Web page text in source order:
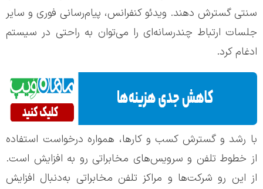
سنتی گسترش دهند. ویدئو کنفرانس، پیام‌رسانی فوری و سایر
جلسات ارتباط چندرسانه‌ای را می‌توان به راحتی در سیستم
ادغام کرد.
با رشد و گسترش کسب و کارها، همواره درخواست استفاده
از خطوط تلفن و سرویس‌های مخابراتی رو به افزایش است.
از این رو شرکت‌ها و مراکز تلفن مخابراتی به‌دنبال افزایش